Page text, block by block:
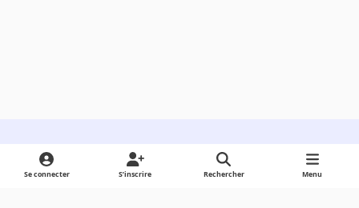
Light ModeDark ModeSystem Preference
Se connecter S’inscrire Rechercher Menu